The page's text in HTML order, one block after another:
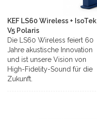
KEF LS60 Wireless + IsoTek
V5 Polaris
Die LS60 Wireless feiert 60
Jahre akustische Innovation
und ist unsere Vision von
High-Fidelity-Sound für die
Zukunft.